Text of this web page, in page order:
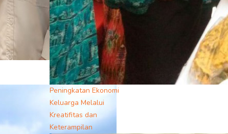
Peningkatan Ekonomi
Keluarga Melalui
Kreatifitas dan
Keterampilan